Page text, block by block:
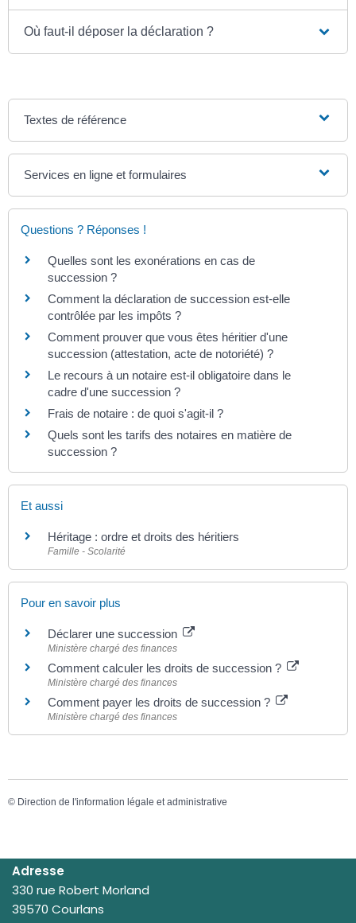
Où faut-il déposer la déclaration ?
Textes de référence
Services en ligne et formulaires
Questions ? Réponses !
Quelles sont les exonérations en cas de
succession ?
Comment la déclaration de succession est-elle
contrôlée par les impôts ?
Comment prouver que vous êtes héritier d'une
succession (attestation, acte de notoriété) ?
Le recours à un notaire est-il obligatoire dans le
cadre d'une succession ?
Frais de notaire : de quoi s'agit-il ?
Quels sont les tarifs des notaires en matière de
succession ?
Et aussi
Héritage : ordre et droits des héritiers
Famille - Scolarité
Pour en savoir plus
Déclarer une succession
Ministère chargé des finances
Comment calculer les droits de succession ?
Ministère chargé des finances
Comment payer les droits de succession ?
Ministère chargé des finances
© Direction de l'information légale et administrative
Adresse
330 rue Robert Morland
39570 Courlans